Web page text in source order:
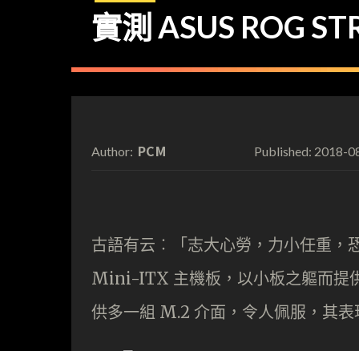
實測 ASUS ROG
Author: PCM Published: 2018-
古語有云︰「志大心勞，力小任重
Mini-ITX 主機板，以小板之軀而提
供多一組 M.2 介面，令人佩服，其